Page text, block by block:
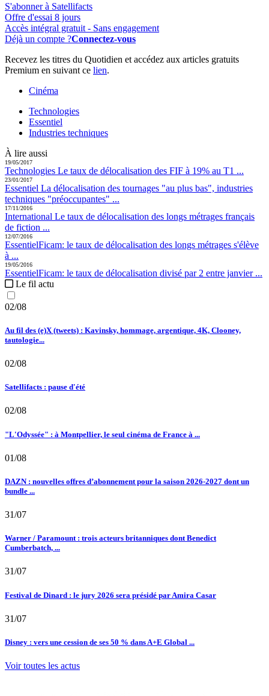
S'abonner à Satellifacts
Offre d'essai 8 jours
Accès intégral gratuit - Sans engagement
Déjà un compte ?Connectez-vous
Recevez les titres du Quotidien et accédez aux articles gratuits
Premium en suivant ce lien.
Cinéma
Technologies
Essentiel
Industries techniques
À lire aussi
19/05/2017
Technologies Le taux de délocalisation des FIF à 19% au T1 ...
23/01/2017
Essentiel La délocalisation des tournages "au plus bas", industries
techniques "préoccupantes" ...
17/11/2016
International Le taux de délocalisation des longs métrages français
de fiction ...
12/07/2016
EssentielFicam: le taux de délocalisation des longs métrages s'élève
à ...
19/05/2016
EssentielFicam: le taux de délocalisation divisé par 2 entre janvier ...
Le fil actu
02/08
Au fil des (e)X (tweets) : Kavinsky, hommage, argentique, 4K, Clooney,
tautologie...
02/08
Satellifacts : pause d'été
02/08
"L'Odyssée" : à Montpellier, le seul cinéma de France à ...
01/08
DAZN : nouvelles offres d’abonnement pour la saison 2026-2027 dont un
bundle ...
31/07
Warner / Paramount : trois acteurs britanniques dont Benedict
Cumberbatch, ...
31/07
Festival de Dinard : le jury 2026 sera présidé par Amira Casar
31/07
Disney : vers une cession de ses 50 % dans A+E Global ...
Voir toutes les actus